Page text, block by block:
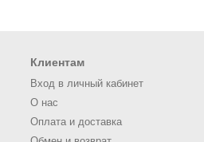
Клиентам
Вход в личный кабинет
О нас
Оплата и доставка